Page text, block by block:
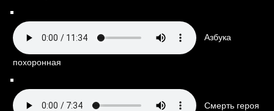
Азбука
похоронная
Смерть героя